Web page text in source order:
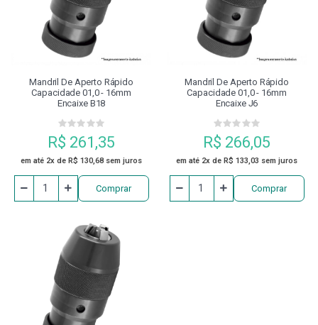
Mandril De Aperto Rápido
Capacidade 01,0 - 16mm
Encaixe B18
R$ 261,35
em até 2x de R$ 130,68 sem juros
Comprar
Mandril De Aperto Rápido
Capacidade 01,0 - 16mm
Encaixe J6
R$ 266,05
em até 2x de R$ 133,03 sem juros
Comprar